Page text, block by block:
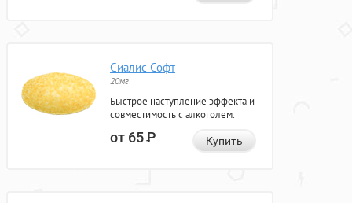
Сиалис Софт
20мг
Быстрое наступление эффекта и
совместимость с алкоголем.
от 65Р Купить